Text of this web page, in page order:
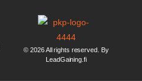
© 2026 All rights reserved. By
LeadGaining.fi